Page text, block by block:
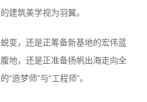
建筑美学视为羽翼。
变，还是正筹备新基地的宏伟蓝
地，还是正准备扬帆出海走向全
造梦师”与“工程师”。